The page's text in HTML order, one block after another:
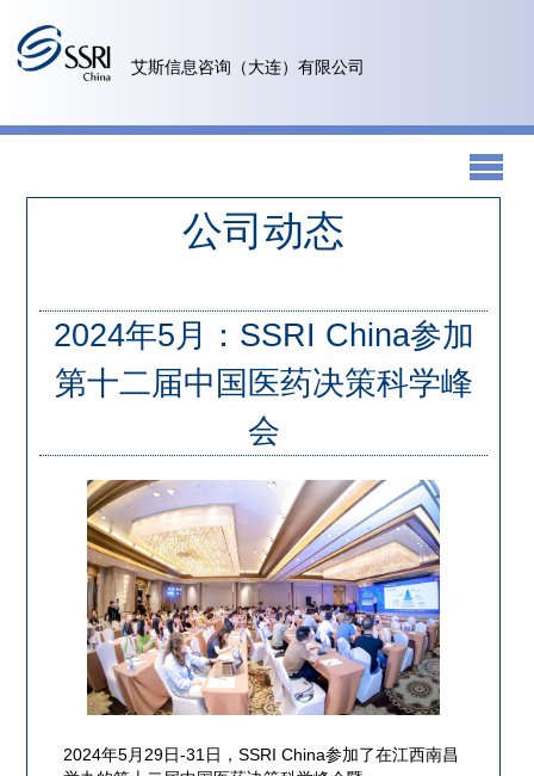
艾斯信息咨询（大连）有限公司
公司动态
2024年5月：SSRI China参加
第十二届中国医药决策科学峰
会
2024年5月29日-31日，SSRI China参加了在江西南昌